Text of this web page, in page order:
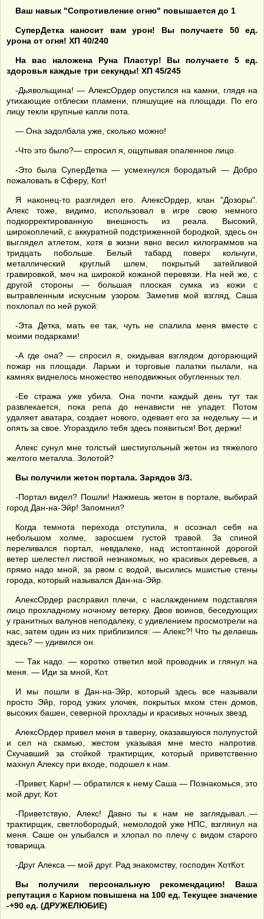
Ваш навык "Сопротивление огню" повышается до 1
СуперДетка наносит вам урон! Вы получаете 50 ед.
урона от огня! ХП 40/240
На вас наложена Руна Пластур! Вы получаете 5 ед.
здоровья каждые три секунды! ХП 45/245
-Дьявольщина! — АлексОрдер опустился на камни, глядя на
утихающие отблески пламени, пляшущие на площади. По его
лицу текли крупные капли пота.
— Она задолбала уже, сколько можно!
-Что это было?— спросил я, ощупывая опаленное лицо.
-Это была СуперДетка — усмехнулся бородатый — Добро
пожаловать в Сферу, Кот!
Я наконец-то разглядел его. АлексОрдер, клан "Дозоры".
Алекс тоже, видимо, использовал в игре свою немного
подкорректированную внешность из реала. Высокий,
широкоплечий, с аккуратной подстриженной бородкой, здесь он
выглядел атлетом, хотя в жизни явно весил килограммов на
тридцать побольше. Белый табард поверх кольчуги,
металлический круглый шлем, покрытый затейливой
гравировкой, меч на широкой кожаной перевязи. На ней же, с
другой стороны — большая плоская сумка из кожи с
вытравленным искусным узором. Заметив мой взгляд, Саша
похлопал по ней рукой:
-Эта Детка, мать ее так, чуть не спалила меня вместе с
моими подарками!
-А где она? — спросил я, окидывая взглядом догорающий
пожар на площади. Ларьки и торговые палатки пылали, на
камнях виднелось множество неподвижных обугленных тел.
-Ее стража уже убила. Она почти каждый день тут так
развлекается, пока репа до ненависти не упадет. Потом
удаляет аватара, создает нового, одевает его за недельку — и
опять за свое. Угораздило тебя здесь появиться! Вот, держи!
Алекс сунул мне толстый шестиугольный жетон из тяжелого
желтого металла. Золотой?
Вы получили жетон портала. Зарядов 3/3.
-Портал видел? Пошли! Нажмешь жетон в портале, выбирай
город Дан-на-Эйр! Запомнил?
Когда темнота перехода отступила, я осознал себя на
небольшом холме, заросшем густой травой. За спиной
переливался портал, невдалеке, над истоптанной дорогой
ветер шелестел листвой незнакомых, но красивых деревьев, а
прямо надо мной, за рвом с водой, высились мшистые стены
города, который назывался Дан-на-Эйр.
АлексОрдер расправил плечи, с наслаждением подставляя
лицо прохладному ночному ветерку. Двое воинов, беседующих
у гранитных валунов неподалеку, с удивлением просмотрели на
нас, затем один из них приблизился: — Алекс?! Что ты делаешь
здесь? — удивился он.
— Так надо. — коротко ответил мой проводник и глянул на
меня. — Иди за мной, Кот.
И мы пошли в Дан-на-Эйр, который здесь все называли
просто Эйр, город узких улочек, покрытых мхом стен домов,
высоких башен, северной прохлады и красивых ночных звезд.
АлексОрдер привел меня в таверну, оказавшуюся полупустой
и сел на скамью, жестом указывая мне место напротив.
Скучавший за стойкой трактирщик, который приветственно
махнул Алексу при входе, подошел к нам.
-Привет, Карн! — обратился к нему Саша — Познакомься, это
мой друг, Кот.
-Приветствую, Алекс! Давно ты к нам не заглядывал..—
трактирщик, светлобородый, немолодой уже НПС, взглянул на
меня. Саше он улыбался и хлопал по плечу с видом старого
товарища.
-Друг Алекса — мой друг. Рад знакомству, господин ХотКот.
Вы получили персональную рекомендацию! Ваша
репутация с Карном повышена на 100 ед. Текущее значение
-+90 ед. (ДРУЖЕЛЮБИЕ)